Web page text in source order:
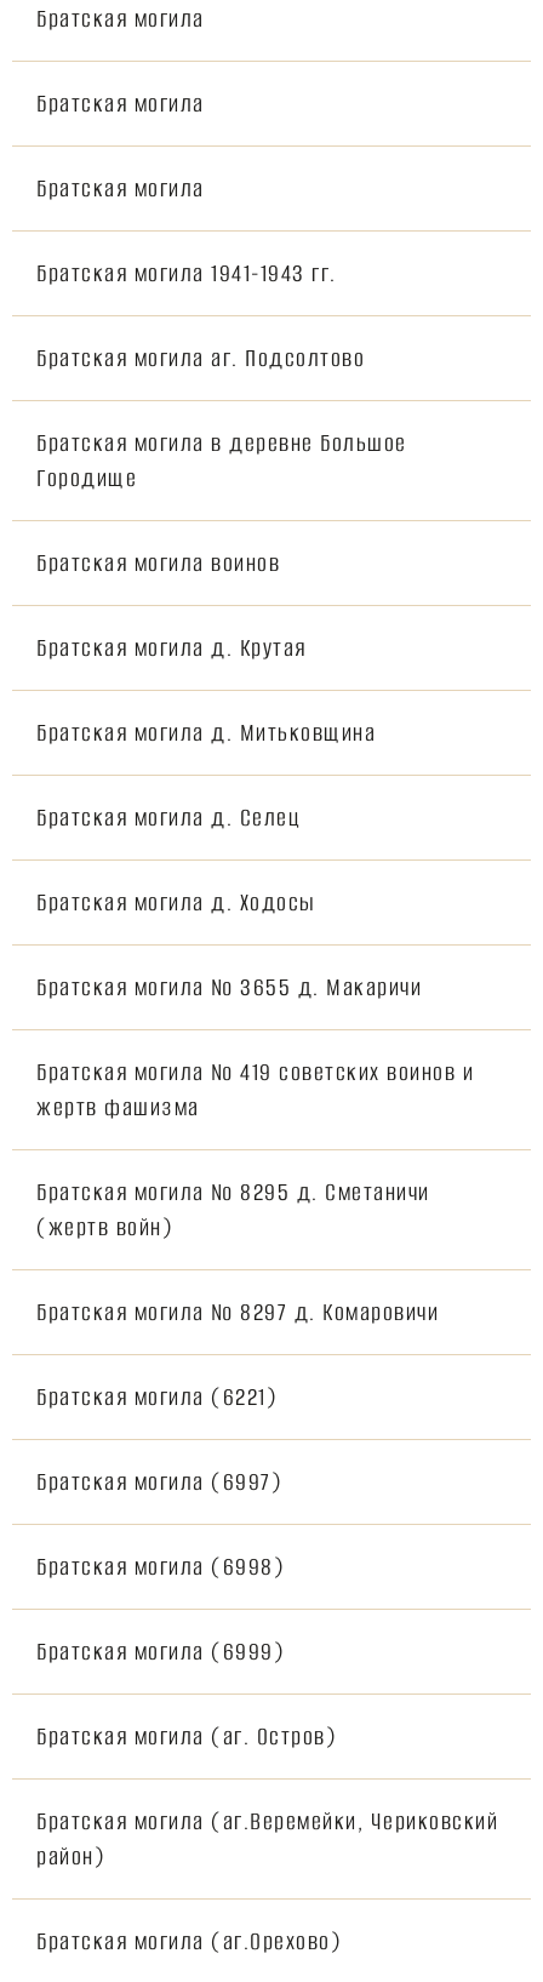
Братская могила
Братская могила
Братская могила
Братская могила 1941-1943 гг.
Братская могила аг. Подсолтово
Братская могила в деревне Большое
Городище
Братская могила воинов
Братская могила д. Крутая
Братская могила д. Митьковщина
Братская могила д. Селец
Братская могила д. Ходосы
Братская могила № 3655 д. Макаричи
Братская могила № 419 советских воинов и
жертв фашизма
Братская могила № 8295 д. Сметаничи
(жертв войн)
Братская могила № 8297 д. Комаровичи
Братская могила (6221)
Братская могила (6997)
Братская могила (6998)
Братская могила (6999)
Братская могила (аг. Остров)
Братская могила (аг.Веремейки, Чериковский
район)
Братская могила (аг.Орехово)